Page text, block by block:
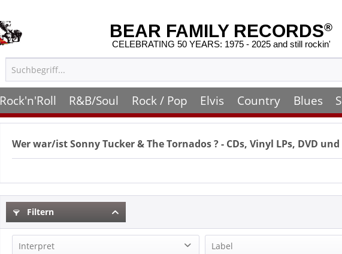
BEAR FAMILY RECORDS®
CELEBRATING 50 YEARS: 1975 - 2025 and still rockin'
Rock'n'Roll R&B/Soul Rock / Pop Elvis Country Blues
Wer war/istSonny Tucker & The Tornados? - CDs, Vinyl LPs, DVD
Filtern
Interpret Label